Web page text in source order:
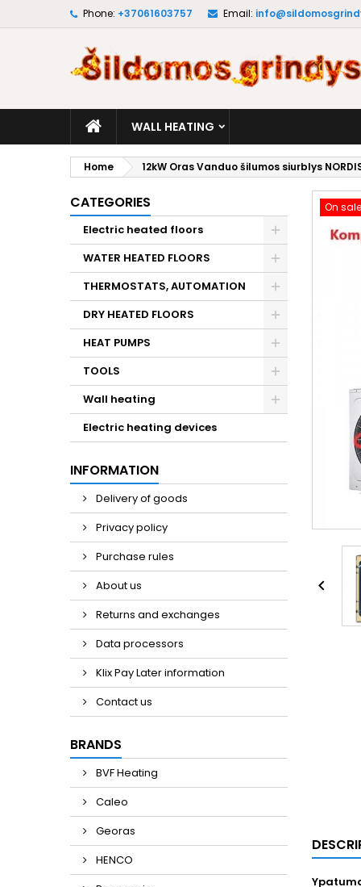
Phone: +37061603757 Email:
WALL HEATING
Home 12kW Oras Vanduo šilumos siurblys
CATEGORIES
Electric heated floors
WATER HEATED FLOORS
THERMOSTATS, AUTOMATION
DRY HEATED FLOORS
HEAT PUMPS
TOOLS
Wall heating
Electric heating devices
INFORMATION
Delivery of goods
Privacy policy
Purchase rules
About us
Returns and exchanges
Data processors
Klix Pay Later information
Contact us
BRANDS
BVF Heating
Caleo
Georas
HENCO
On
